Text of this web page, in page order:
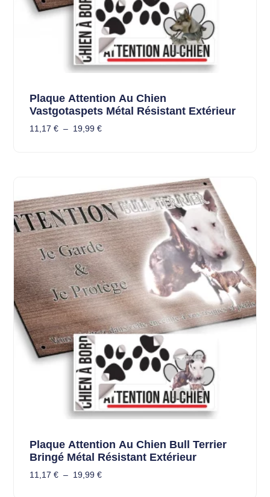
Plaque Attention Au Chien
Vastgotaspets Métal Résistant Extérieur
11,17 € – 19,99 €
Plaque Attention Au Chien Bull Terrier
Bringé Métal Résistant Extérieur
11,17 € – 19,99 €